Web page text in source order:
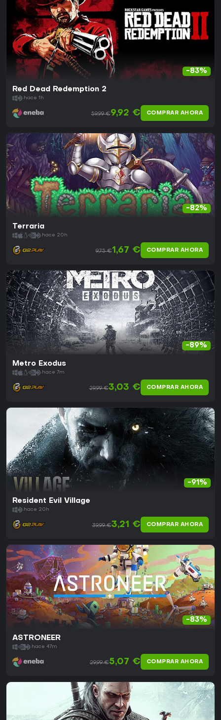
-83%
Red Dead Redemption 2
hace 1h
59,99 €9,92 € COMPRAR AHORA
-82%
Terraria
hace 20h
9,75 €1,67 € COMPRAR AHORA
-89%
Metro Exodus
hace 7m
29,99 €3,03 € COMPRAR AHORA
-91%
Resident Evil Village
hace 20h
39,99 €3,21 € COMPRAR AHORA
-83%
ASTRONEER
hace 47m
29,99 €5,07 € COMPRAR AHORA